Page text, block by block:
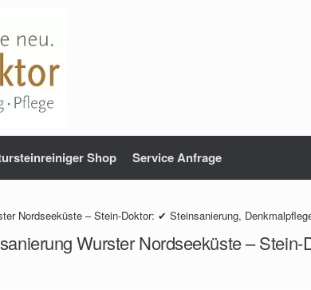
Shop Service Anfrage
Nordseeküste – Stein-Doktor: ✔ Steinsanierung,
Wurster Nordseeküste –